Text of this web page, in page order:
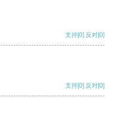
支持[0] 反对[0]
支持[0] 反对[0]